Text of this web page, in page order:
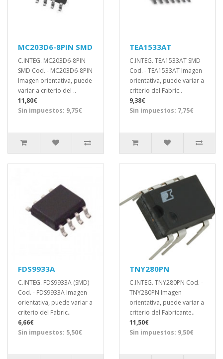
MC203D6-8PIN SMD
C.INTEG. MC203D6-8PIN
SMD Cod. - MC203D6-8PIN
Imagen orientativa, puede
variar a criterio del ..
11,80€
Sin impuestos: 9,75€
TEA1533AT
C.INTEG. TEA1533AT SMD
Cod. - TEA1533AT Imagen
orientativa, puede variar a
criterio del Fabric..
9,38€
Sin impuestos: 7,75€
FDS9933A
C.INTEG. FDS9933A (SMD)
Cod. - FDS9933A Imagen
orientativa, puede variar a
criterio del Fabric..
6,66€
Sin impuestos: 5,50€
TNY280PN
C.INTEG. TNY280PN Cod. -
TNY280PN Imagen
orientativa, puede variar a
criterio del Fabricante..
11,50€
Sin impuestos: 9,50€